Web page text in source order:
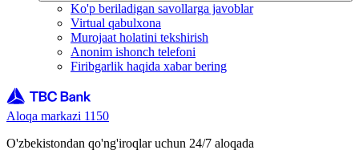
Ko'p beriladigan savollarga javoblar
Virtual qabulxona
Murojaat holatini tekshirish
Anonim ishonch telefoni
Firibgarlik haqida xabar bering
Aloqa markazi 1150
O'zbekistondan qo'ng'iroqlar uchun 24/7 aloqada